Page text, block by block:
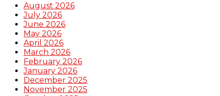
August 2026
July 2026
June 2026
May 2026
April 2026
March 2026
February 2026
January 2026
December 2025
November 2025